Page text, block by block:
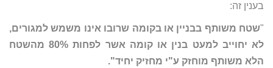
בענין זה:
"שטח משותף בבניין או בקומה שרובו אינו משמש למגורים,
לא יחוייב למעט בנין או קומה אשר לפחות 80% מהשטח
הלא משותף מוחזק ע"י מחזיק יחיד".